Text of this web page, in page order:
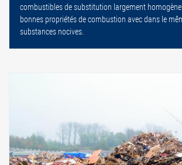
combustibles de substitution largement
bonnes propriétés de combustion avec dans le
substances nocives.